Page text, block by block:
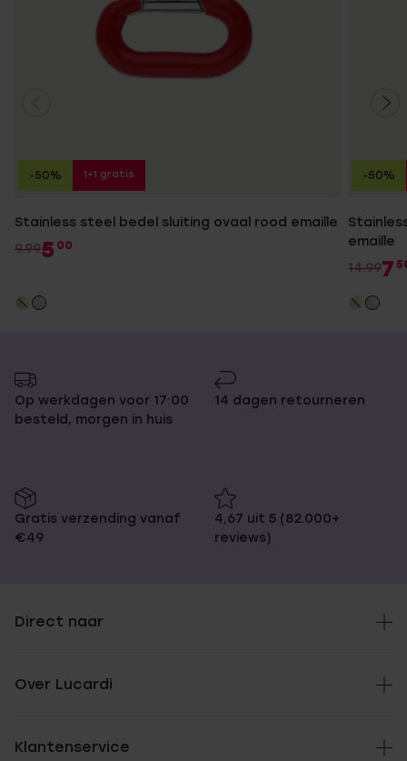
Stainless steel bedel sluiting ovaal rood emaille
9.995 00
-50% 1+1 gratis
emaille
14.997
-50%
Op werkdagen voor 17:00
besteld, morgen in huis
14 dagen retourneren
Gratis verzending vanaf
€49
4,67 uit 5 (82.000+
reviews)
Direct naar
Over Lucardi
Klantenservice